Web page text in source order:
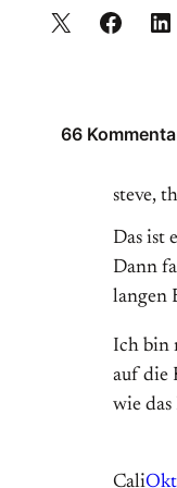
66
steve,
Das ist
Dann
langen
Ich bin
auf die
wie
Cali